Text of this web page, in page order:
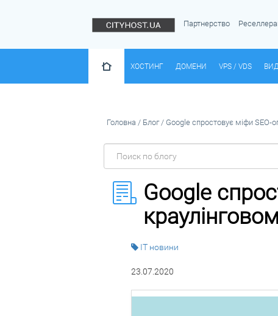
Партнерство
ХОСТИНГ ДОМЕНИ VPS / VDS
Головна / Блог/ Google спростовує міфи SEO-
Google
IT новини
23.07.2020